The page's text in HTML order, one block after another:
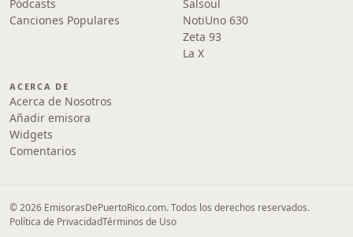
Pódcasts
Canciones Populares
Salsoul
NotiUno 630
Zeta 93
La X
ACERCA DE
Acerca de Nosotros
Añadir emisora
Widgets
Comentarios
© 2026 EmisorasDePuertoRico.com. Todos los derechos reservados.
Política de PrivacidadTérminos de Uso